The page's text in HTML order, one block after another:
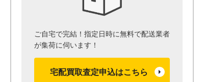
ご自宅で完結！指定日時に無料で配送業者
が集荷に伺います！
宅配買取査定申込はこちら